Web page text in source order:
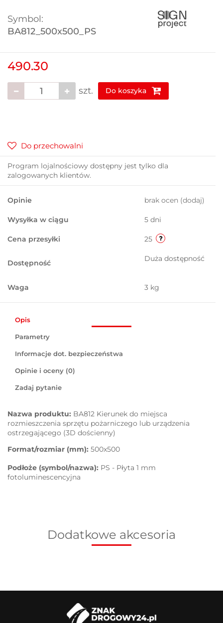
Symbol:
BA812_500x500_PS
490.30
szt. Do koszyka
Do przechowalni
Program lojalnościowy dostępny jest tylko dla
zalogowanych klientów.
Opinie brak ocen (dodaj)
Wysyłka w ciągu 5 dni
Cena przesyłki 25
Dostępność Duża dostępność
Waga 3 kg
Opis
Parametry
Informacje dot. bezpieczeństwa
Opinie i oceny (0)
Zadaj pytanie
Nazwa produktu: BA812 Kierunek do miejsca
rozmieszczenia sprzętu pożarniczego lub urządzenia
ostrzegającego (3D dościenny)
Format/rozmiar (mm): 500x500
Podłoże (symbol/nazwa): PS - Płyta 1 mm
fotoluminescencyjna
Dodatkowe akcesoria